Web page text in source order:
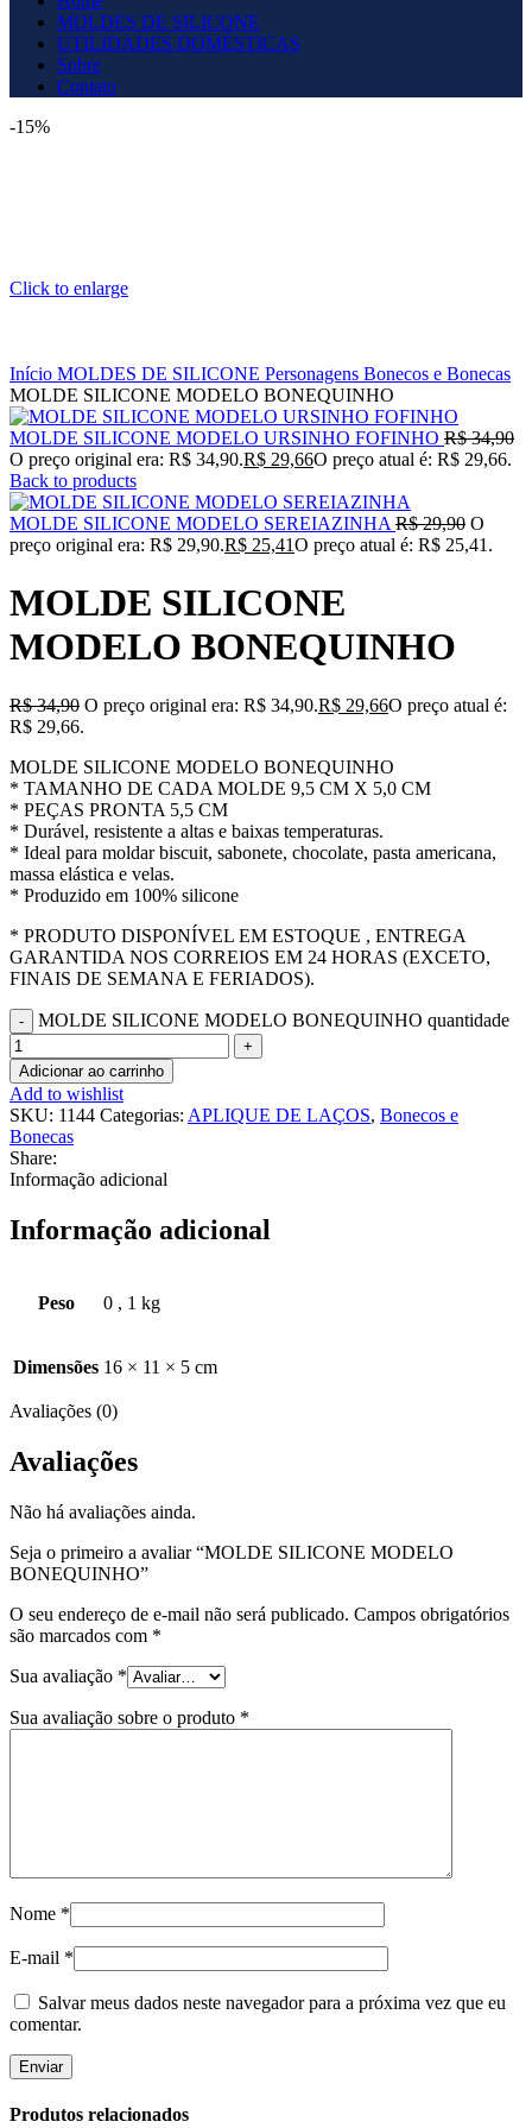
MOLDES DE SILICONE
UTILIDADES DOMÉSTICAS
Sobre
Contato
-15%
Click to enlarge
Início MOLDES DE SILICONE Personagens Bonecos e Bonecas
MOLDE SILICONE MODELO BONEQUINHO
MOLDE SILICONE MODELO URSINHO FOFINHO R$34,90
O preço original era: R$ 34,90.R$ 29,66O preço atual é: R$ 29,66.
Back to products
MOLDE SILICONE MODELO SEREIAZINHA R$29,90 O
preço original era: R$ 29,90.R$ 25,41O preço atual é: R$ 25,41.
MOLDE SILICONE
MODELO BONEQUINHO
R$34,90 O preço original era: R$ 34,90.R$ 29,66O preço atual é:
R$ 29,66.
MOLDE SILICONE MODELO BONEQUINHO
* TAMANHO DE CADA MOLDE 9,5 CM X 5,0 CM
* PEÇAS PRONTA 5,5 CM
* Durável, resistente a altas e baixas temperaturas.
* Ideal para moldar biscuit, sabonete, chocolate, pasta americana,
massa elástica e velas.
* Produzido em 100% silicone
* PRODUTO DISPONÍVEL EM ESTOQUE , ENTREGA
GARANTIDA NOS CORREIOS EM 24 HORAS (EXCETO,
FINAIS DE SEMANA E FERIADOS).
MOLDE SILICONE MODELO BONEQUINHO quantidade
Adicionar ao carrinho
Add to wishlist
SKU: 1144 Categorias: APLIQUE DE LAÇOS, Bonecos e
Bonecas
Share:
Informação adicional
Informação adicional
Peso 0 , 1 kg
Dimensões 16 × 11 × 5 cm
Avaliações (0)
Avaliações
Não há avaliações ainda.
Seja o primeiro a avaliar “MOLDE SILICONE MODELO
BONEQUINHO”
O seu endereço de e-mail não será publicado. Campos obrigatórios
são marcados com *
Sua avaliação *
Sua avaliação sobre o produto *
Nome *
E-mail *
Salvar meus dados neste navegador para a próxima vez que eu
comentar.
Produtos relacionados